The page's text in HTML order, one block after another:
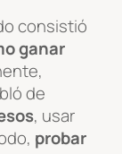
consistió
ganar
de
, usar
probar